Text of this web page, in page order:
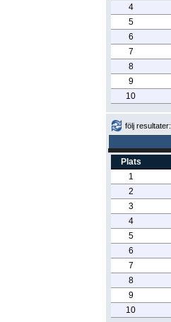
4
5
6
7
8
9
10
följ resultater:
Plats
1
2
3
4
5
6
7
8
9
10